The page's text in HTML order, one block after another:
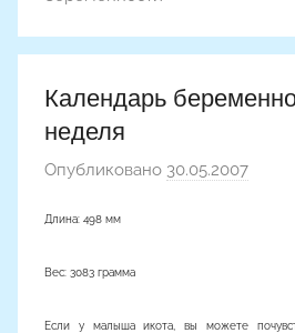
Календарь
неделя
Опубликовано 30.05.2007
Длина: 498 мм
Вес: 3083 грамма
Если у малыша икота, вы можете